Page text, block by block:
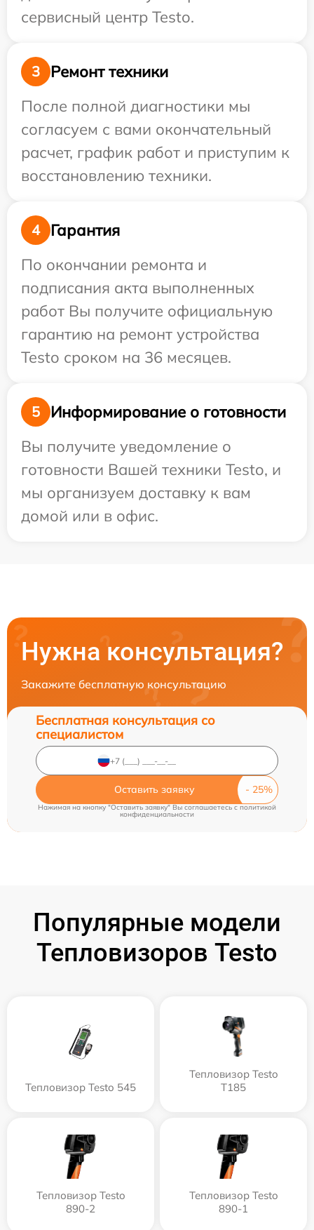
сервисный центр Testo.
3
Ремонт техники
После полной диагностики мы
согласуем с вами окончательный
расчет, график работ и приступим к
восстановлению техники.
4
Гарантия
По окончании ремонта и
подписания акта выполненных
работ Вы получите официальную
гарантию на ремонт устройства
Testo сроком на 36 месяцев.
5
Информирование о готовности
Вы получите уведомление о
готовности Вашей техники Testo, и
мы организуем доставку к вам
домой или в офис.
Нужна консультация?
Закажите бесплатную консультацию
Бесплатная консультация со
специалистом
Оставить заявку
Нажимая на кнопку "Оставить заявку" Вы соглашаетесь c политикой
конфиденциальности
Популярные модели
Тепловизоров Testo
Тепловизор Testo 545
Тепловизор Testo
T185
Тепловизор Testo
890-2
Тепловизор Testo
890-1